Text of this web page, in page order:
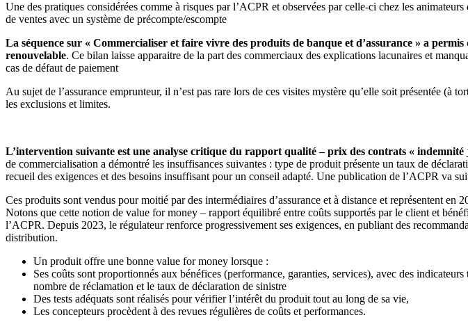
Une des pratiques considérées comme à risques par l’ACPR et observées par celle-ci chez les
de ventes avec un système de précompte/escompte
La séquence sur « Commercialiser et faire vivre des produits de banque et d’assurance » a
renouvelable. Ce bilan laisse apparaitre de la part des commerciaux des explications lacunaires et
cas de défaut de paiement
Au sujet de l’assurance emprunteur, il n’est pas rare lors de ces visites mystère qu’elle soit présentée
les exclusions et limites.
L’intervention suivante est une analyse critique du rapport qualité – prix des contrats « indemnité
de commercialisation a démontré les insuffisances suivantes : type de produit présente un taux de
recueil des exigences et des besoins insuffisant pour un conseil adapté. Une publication de l’ACPR va
Ces produits sont vendus pour moitié par des intermédiaires d’assurance et à distance et représentent
Notons que cette notion de value for money – rapport équilibré entre coûts supportés par le client et
l’ACPR. Depuis 2023, le régulateur renforce progressivement ses exigences, en publiant des
distribution.
Un produit offre une bonne value for money lorsque :
Ses coûts sont proportionnés aux bénéfices (performance, garanties, services), avec des
nombre de réclamation et le taux de déclaration de sinistre
Des tests adéquats sont réalisés pour vérifier l’intérêt du produit tout au long de sa vie,
Les concepteurs procèdent à des revues régulières de coûts et performances.